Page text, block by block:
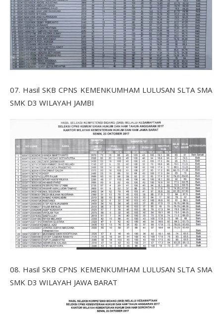
07. Hasil SKB CPNS KEMENKUMHAM LULUSAN SLTA SMA
SMK D3 WILAYAH JAMBI
08. Hasil SKB CPNS KEMENKUMHAM LULUSAN SLTA SMA
SMK D3 WILAYAH JAWA BARAT